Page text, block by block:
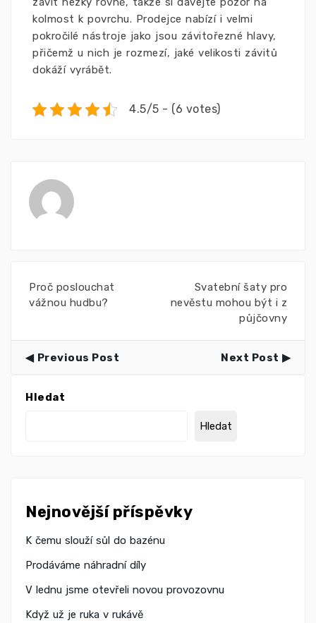
kolmost k povrchu. Prodejce nabízí i velmi
pokročilé nástroje jako jsou závitořezné hlavy,
přičemž u nich je rozmezí, jaké velikosti závitů
dokáží vyrábět.
4.5/5 - (6 votes)
Proč poslouchat
vážnou hudbu?
Svatební šaty pro
nevěstu mohou být i z
půjčovny
Previous Post Next Post
Hledat
Hledat
Nejnovější příspěvky
K čemu slouží sůl do bazénu
Prodáváme náhradní díly
V lednu jsme otevřeli novou provozovnu
Když už je ruka v rukávě